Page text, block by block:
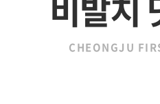
CHEONGJU